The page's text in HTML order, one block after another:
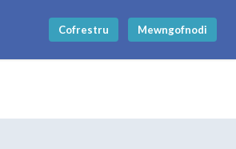
Cofrestru Mewngofnodi